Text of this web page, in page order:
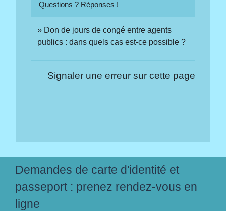
Questions ? Réponses !
Don de jours de congé entre agents
publics : dans quels cas est-ce possible ?
Signaler une erreur sur cette page
Demandes de carte d'identité et
passeport : prenez rendez-vous en
ligne